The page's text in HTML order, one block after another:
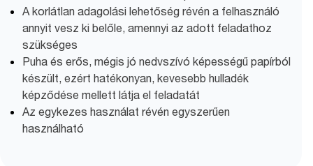
A korlátlan adagolási lehetőség révén a felhasználó
annyit vesz ki belőle, amennyi az adott feladathoz
szükséges
Puha és erős, mégis jó nedvszívó képességű papírból
készült, ezért hatékonyan, kevesebb hulladék
képződése mellett látja el feladatát
Az egykezes használat révén egyszerűen
használható